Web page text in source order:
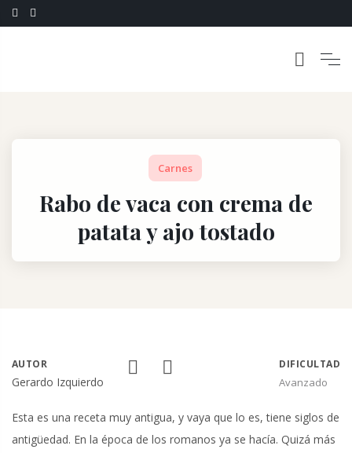
Carnes
Rabo de vaca con crema de
patata y ajo tostado
AUTOR
Gerardo Izquierdo
DIFICULTAD
Avanzado
Esta es una receta muy antigua, y vaya que lo es, tiene siglos de
antigüedad. En la época de los romanos ya se hacía. Quizá más